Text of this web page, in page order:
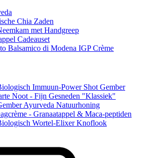
Chia Zaden
met Handgreep
Cadeauset
Balsamico di Modena IGP Crème
Immuun-Power Shot Gember
Noot - Fijn Gesneden "Klassiek"
Ayurveda Natuurhoning
- Granaatappel & Maca-peptiden
Wortel-Elixer Knoflook